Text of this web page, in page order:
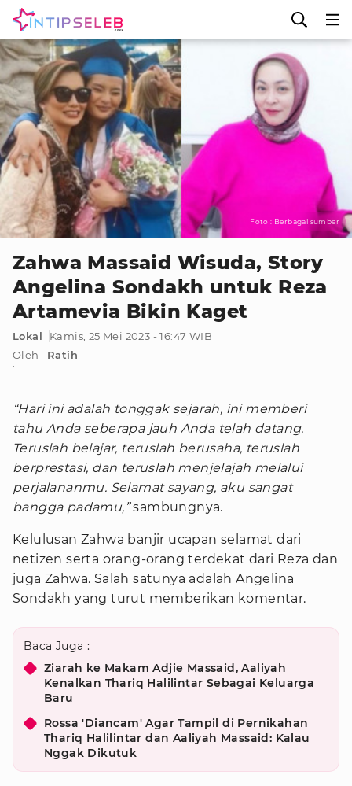
Foto : Berbagai sumber
Zahwa Massaid Wisuda, Story
Angelina Sondakh untuk Reza
Artamevia Bikin Kaget
Lokal
Kamis, 25 Mei 2023 - 16:47 WIB
Oleh
:
Ratih
“Hari ini adalah tonggak sejarah, ini memberi
tahu Anda seberapa jauh Anda telah datang.
Teruslah belajar, teruslah berusaha, teruslah
berprestasi, dan teruslah menjelajah melalui
perjalananmu. Selamat sayang, aku sangat
bangga padamu,”sambungnya.
Kelulusan Zahwa banjir ucapan selamat dari
netizen serta orang-orang terdekat dari Reza dan
juga Zahwa. Salah satunya adalah Angelina
Sondakh yang turut memberikan komentar.
Baca Juga :
Ziarah ke Makam Adjie Massaid, Aaliyah
Kenalkan Thariq Halilintar Sebagai Keluarga
Baru
Rossa 'Diancam' Agar Tampil di Pernikahan
Thariq Halilintar dan Aaliyah Massaid: Kalau
Nggak Dikutuk